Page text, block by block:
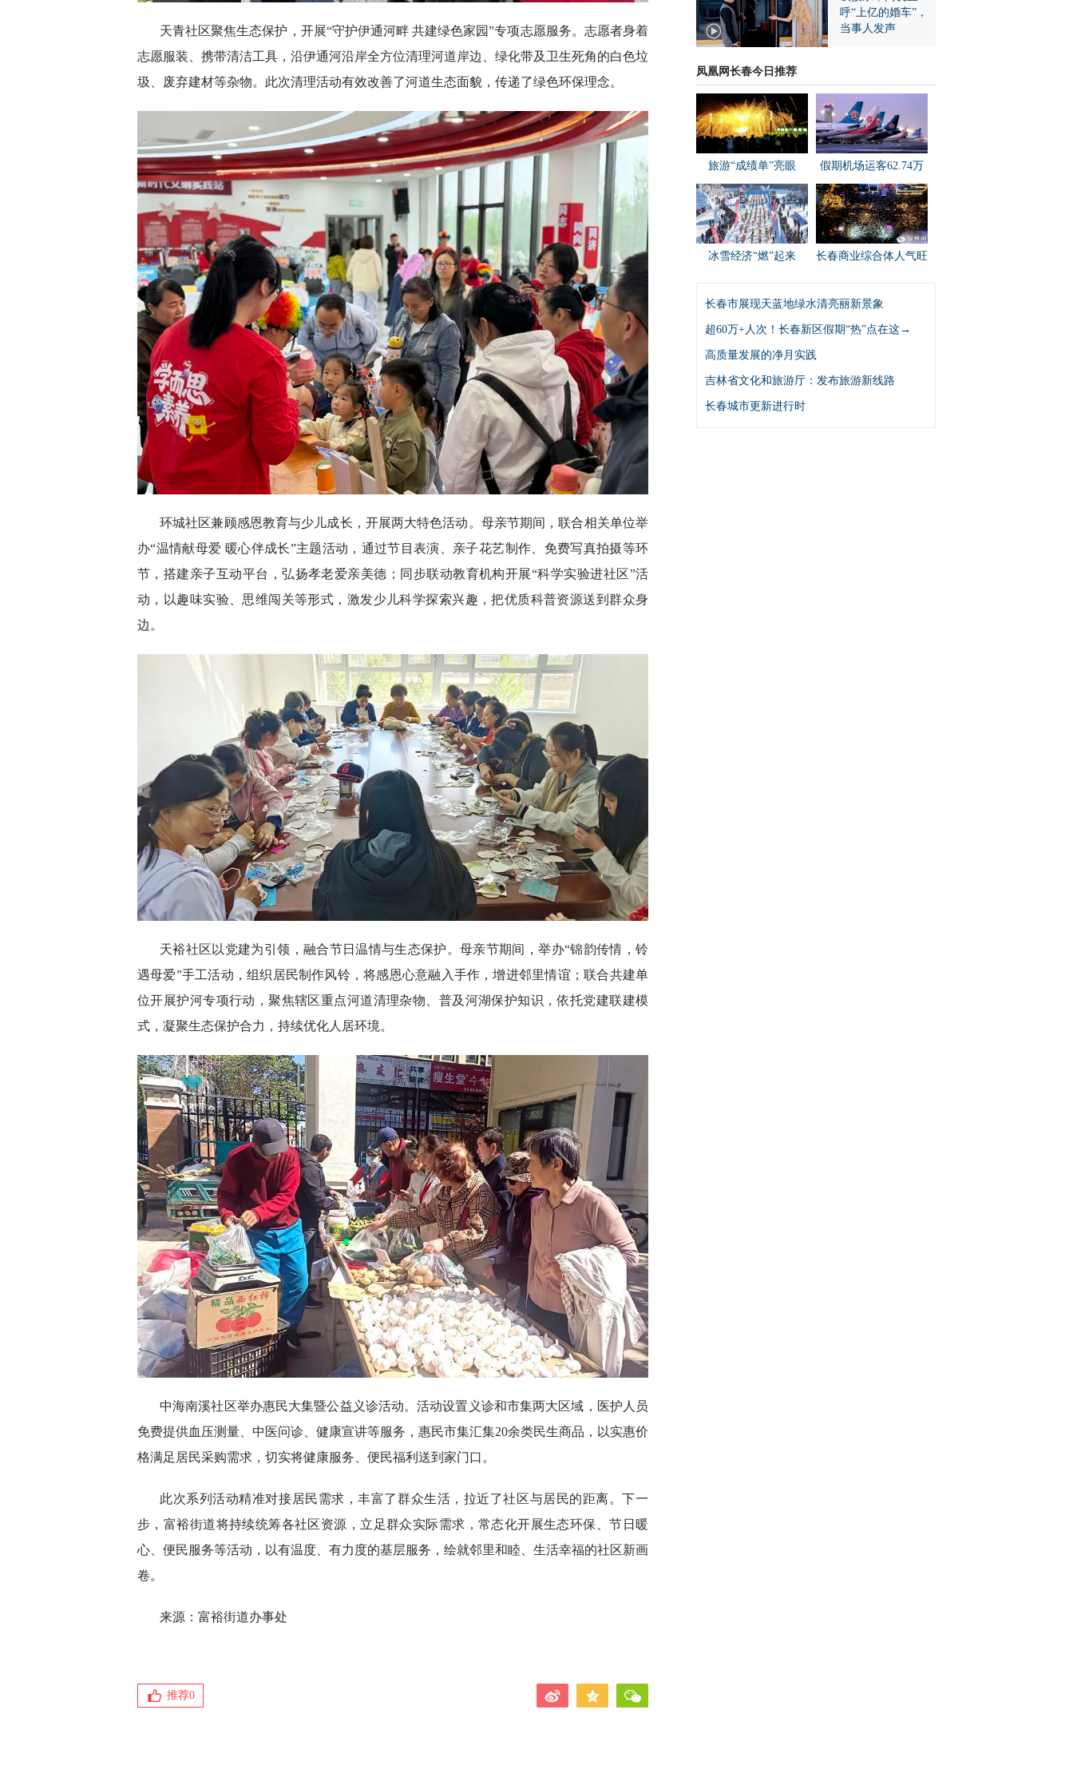
天青社区聚焦生态保护，开展“守护伊通河畔 共建绿色家园”专项志愿服务。志愿者身着
志愿服装、携带清洁工具，沿伊通河沿岸全方位清理河道岸边、绿化带及卫生死角的白色垃
圾、废弃建材等杂物。此次清理活动有效改善了河道生态面貌，传递了绿色环保理念。
环城社区兼顾感恩教育与少儿成长，开展两大特色活动。母亲节期间，联合相关单位举
办“温情献母爱 暖心伴成长”主题活动，通过节目表演、亲子花艺制作、免费写真拍摄等环
节，搭建亲子互动平台，弘扬孝老爱亲美德；同步联动教育机构开展“科学实验进社区”活
动，以趣味实验、思维闯关等形式，激发少儿科学探索兴趣，把优质科普资源送到群众身
边。
天裕社区以党建为引领，融合节日温情与生态保护。母亲节期间，举办“锦韵传情，铃
遇母爱”手工活动，组织居民制作风铃，将感恩心意融入手作，增进邻里情谊；联合共建单
位开展护河专项行动，聚焦辖区重点河道清理杂物、普及河湖保护知识，依托党建联建模
式，凝聚生态保护合力，持续优化人居环境。
中海南溪社区举办惠民大集暨公益义诊活动。活动设置义诊和市集两大区域，医护人员
免费提供血压测量、中医问诊、健康宣讲等服务，惠民市集汇集20余类民生商品，以实惠价
格满足居民采购需求，切实将健康服务、便民福利送到家门口。
此次系列活动精准对接居民需求，丰富了群众生活，拉近了社区与居民的距离。下一
步，富裕街道将持续统筹各社区资源，立足群众实际需求，常态化开展生态环保、节日暖
心、便民服务等活动，以有温度、有力度的基层服务，绘就邻里和睦、生活幸福的社区新画
卷。
来源：富裕街道办事处
推荐0
呼“上亿的婚车”，
当事人发声
凤凰网长春今日推荐
旅游“成绩单”亮眼 假期机场运客62.74万
冰雪经济“燃”起来 长春商业综合体人气旺
长春市展现天蓝地绿水清亮丽新景象
超60万+人次！长春新区假期“热”点在这→
高质量发展的净月实践
吉林省文化和旅游厅：发布旅游新线路
长春城市更新进行时